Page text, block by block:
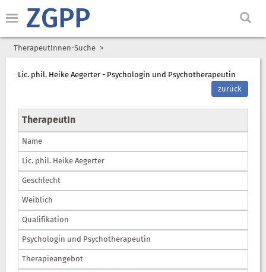
ZGPP
TherapeutInnen-Suche
Lic. phil. Heike Aegerter - Psychologin und Psychotherapeutin
zurück
TherapeutIn
Name
Lic. phil. Heike Aegerter
Geschlecht
Weiblich
Qualifikation
Psychologin und Psychotherapeutin
Therapieangebot